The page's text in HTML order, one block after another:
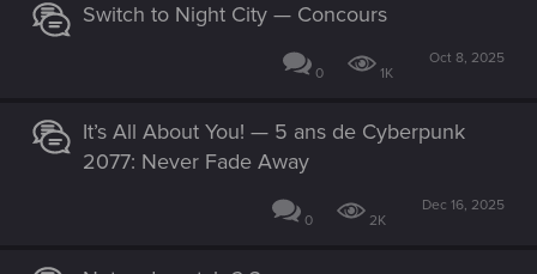
Switch to Night City — Concours
0 1K
Oct 8, 2025
It’s All About You! — 5 ans de Cyberpunk
2077: Never Fade Away
0 2K
Dec 16, 2025